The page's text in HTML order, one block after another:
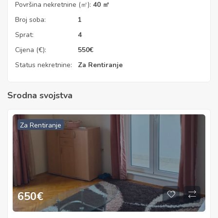
Površina nekretnine (㎡): 40 ㎡
Broj soba:
1
Sprat:
4
Cijena (€):
550€
Status nekretnine:
Za Rentiranje
Srodna svojstva
Za Rentiranje
650€